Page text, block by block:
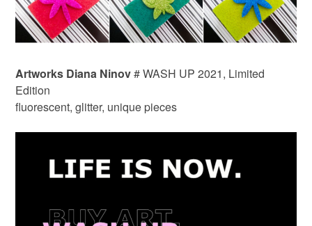
Artworks Diana Ninov# WASH UP 2021, Limited
Edition
fluorescent, glitter, unique pieces